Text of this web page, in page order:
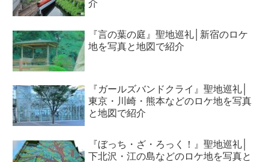
介
『言の葉の庭』聖地巡礼│新宿のロケ
地を写真と地図で紹介
『ガールズバンドクライ』聖地巡礼│
東京・川崎・熊本などのロケ地を写真
と地図で紹介
『ぼっち・ざ・ろっく！』聖地巡礼│
下北沢・江の島などのロケ地を写真と